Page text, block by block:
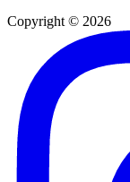
Copyright © 2026